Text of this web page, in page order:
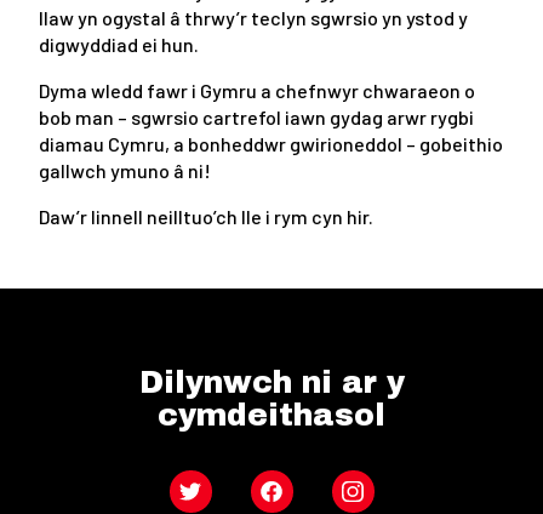
llaw yn ogystal â thrwy’r teclyn sgwrsio yn ystod y
digwyddiad ei hun.
Dyma wledd fawr i Gymru a chefnwyr chwaraeon o
bob man – sgwrsio cartrefol iawn gydag arwr rygbi
diamau Cymru, a bonheddwr gwirioneddol – gobeithio
gallwch ymuno â ni!
Daw’r linnell neilltuo’ch lle i rym cyn hir.
Dilynwch ni ar y
cymdeithasol
Twitter FacebookInstagram